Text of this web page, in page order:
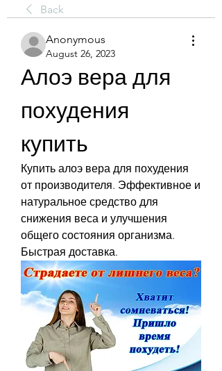
Back
Anonymous
August 26, 2023
Алоэ вера для
похудения
купить
Купить алоэ вера для похудения
от производителя. Эффективное и
натуральное средство для
снижения веса и улучшения
общего состояния организма.
Быстрая доставка.